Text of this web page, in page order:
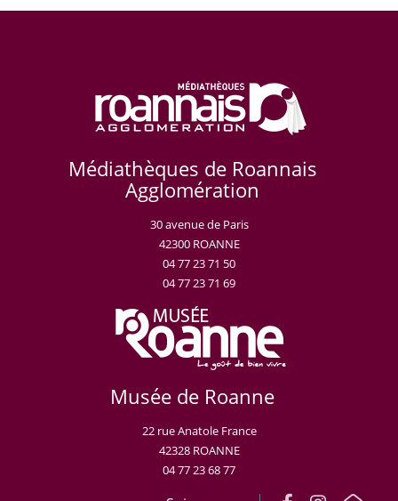
Médiathèques de Roannais
Agglomération
30 avenue de Paris
42300 ROANNE
04 77 23 71 50
04 77 23 71 69
Musée de Roanne
22 rue Anatole France
42328 ROANNE
04 77 23 68 77